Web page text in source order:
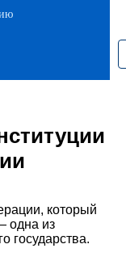
который
одна из
государства.